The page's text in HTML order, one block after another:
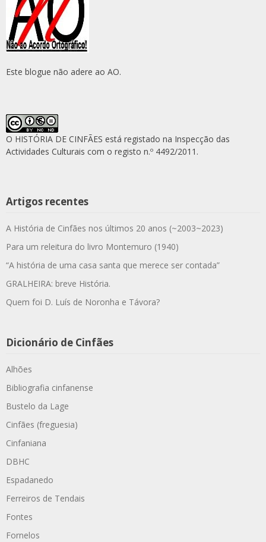
Este blogue não adere ao AO.
O HISTÓRIA DE CINFÃES está registado na Inspecção das
Actividades Culturais com o registo n.º 4492/2011.
Artigos recentes
A História de Cinfães nos últimos 20 anos (~2003~2023)
Para um releitura do livro Montemuro (1940)
“A história de uma casa santa que merece ser contada”
GRALHEIRA: breve História.
Quem foi D. Luís de Noronha e Távora?
Dicionário de Cinfães
Alhões
Bibliografia cinfanense
Bustelo da Lage
Cinfães (freguesia)
Cinfaniana
DBHC
Espadanedo
Ferreiros de Tendais
Fontes
Fornelos